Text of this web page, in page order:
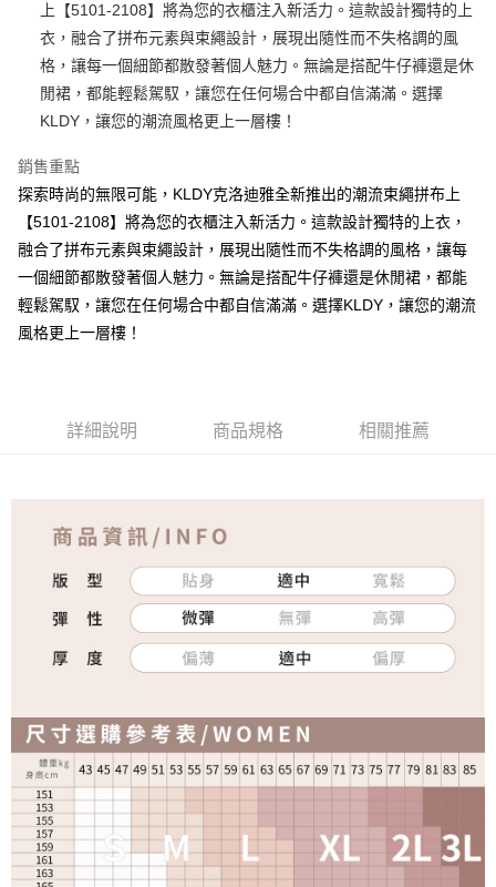
全家取貨付款
免運費
付款後全家取貨
免運費
7-11取貨付款
免運費
付款後7-11取貨
免運費
宅配
免運費
上【5101-2108】將為您的衣櫃注入新活力。這款設計獨特的上
衣，融合了拼布元素與束繩設計，展現出隨性而不失格調的風
格，讓每一個細節都散發著個人魅力。無論是搭配牛仔褲還是休
閒裙，都能輕鬆駕馭，讓您在任何場合中都自信滿滿。選擇
KLDY，讓您的潮流風格更上一層樓！
銷售重點
探索時尚的無限可能，KLDY克洛迪雅全新推出的潮流束繩拼布上
【5101-2108】將為您的衣櫃注入新活力。這款設計獨特的上衣，
融合了拼布元素與束繩設計，展現出隨性而不失格調的風格，讓每
一個細節都散發著個人魅力。無論是搭配牛仔褲還是休閒裙，都能
輕鬆駕馭，讓您在任何場合中都自信滿滿。選擇KLDY，讓您的潮流
風格更上一層樓！
詳細說明 商品規格 相關推薦